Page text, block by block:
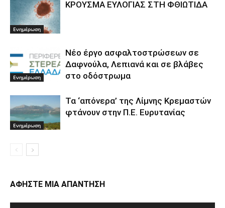
Ενημέρωση
ΚΡΟΥΣΜΑ ΕΥΛΟΓΙΑΣ ΣΤΗ ΦΘΙΩΤΙΔΑ
Ενημέρωση
Νέο έργο ασφαλτοστρώσεων σε
Δαφνούλα, Λεπιανά και σε βλάβες
στο οδόστρωμα
Ενημέρωση
Τα ‘απόνερα’ της Λίμνης Κρεμαστών
φτάνουν στην Π.Ε. Ευρυτανίας
ΑΦΗΣΤΕ ΜΙΑ ΑΠΑΝΤΗΣΗ